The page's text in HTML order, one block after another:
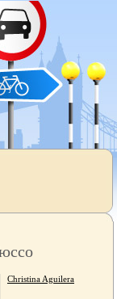
Christina Aguilera